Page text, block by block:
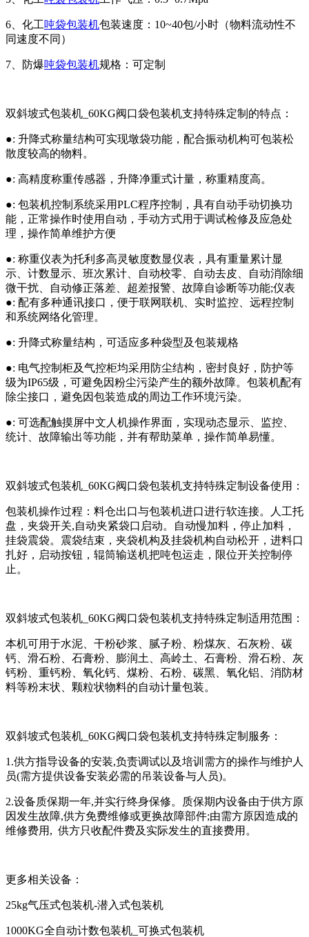
6、化工吨袋包装机包装速度：10~40包/小时（物料流动性不
同速度不同）
7、防爆吨袋包装机规格：可定制
双斜坡式包装机_60KG阀口袋包装机支持特殊定制的特点：
●: 升降式称量结构可实现墩袋功能，配合振动机构可包装松
散度较高的物料。
●: 高精度称重传感器，升降净重式计量，称重精度高。
●: 包装机控制系统采用PLC程序控制，具有自动手动切换功
能，正常操作时使用自动，手动方式用于调试检修及应急处
理，操作简单维护方便
●: 称重仪表为托利多高灵敏度数显仪表，具有重量累计显
示、计数显示、班次累计、自动校零、自动去皮、自动消除细
微干扰、自动修正落差、超差报警、故障自诊断等功能;仪表
●: 配有多种通讯接口，便于联网联机、实时监控、远程控制
和系统网络化管理。
●: 升降式称量结构，可适应多种袋型及包装规格
●: 电气控制柜及气控柜均采用防尘结构，密封良好，防护等
级为IP65级，可避免因粉尘污染产生的额外故障。包装机配有
除尘接口，避免因包装造成的周边工作环境污染。
●: 可选配触摸屏中文人机操作界面，实现动态显示、监控、
统计、故障输出等功能，并有帮助菜单，操作简单易懂。
双斜坡式包装机_60KG阀口袋包装机支持特殊定制设备使用：
包装机操作过程：料仓出口与包装机进口进行软连接。人工托
盘，夹袋开关,自动夹紧袋口启动。自动慢加料，停止加料，
挂袋震袋。震袋结束，夹袋机构及挂袋机构自动松开，进料口
扎好，启动按钮，辊筒输送机把吨包运走，限位开关控制停
止。
双斜坡式包装机_60KG阀口袋包装机支持特殊定制适用范围：
本机可用于水泥、干粉砂浆、腻子粉、粉煤灰、石灰粉、碳
钙、滑石粉、石膏粉、膨润土、高岭土、石膏粉、滑石粉、灰
钙粉、重钙粉、氧化钙、煤粉、石粉、碳黑、氧化铝、消防材
料等粉末状、颗粒状物料的自动计量包装。
双斜坡式包装机_60KG阀口袋包装机支持特殊定制服务：
1.供方指导设备的安装,负责调试以及培训需方的操作与维护人
员(需方提供设备安装必需的吊装设备与人员)。
2.设备质保期一年,并实行终身保修。质保期内设备由于供方原
因发生故障,供方免费维修或更换故障部件;由需方原因造成的
维修费用, 供方只收配件费及实际发生的直接费用。
更多相关设备：
25kg气压式包装机-潜入式包装机
1000KG全自动计数包装机_可换式包装机